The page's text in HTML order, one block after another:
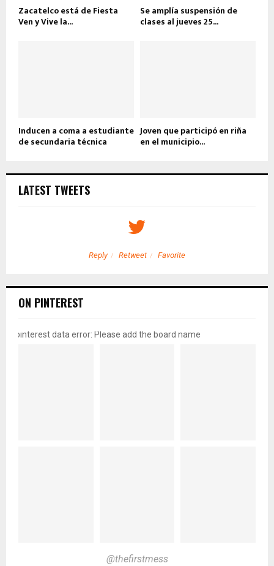
Zacatelco está de Fiesta
Ven y Vive la...
Se amplía suspensión de
clases al jueves 25...
Inducen a coma a estudiante
de secundaria técnica
Joven que participó en riña
en el municipio...
LATEST TWEETS
Reply Retweet Favorite
ON PINTEREST
pinterest data error: Please add the board name
@thefirstmess